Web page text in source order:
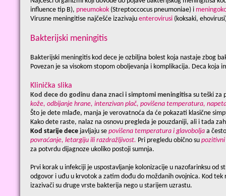
influence tip B), pneumokok (Streptoccocus pneumoniae) i
Virusne meningitise najčešće izazivaju enterovirusi (koksaki,
Bakterijski meningitis
Bakterijski meningitis kod dece je ozbiljna bolest koja nastaje zbog
Povezan je sa visokom stopom oboljevanja i komplikacija. Deca
Klinička slika
Kod dece do godinu dana znaci i simptomi meningitisa su teški za
kože, odbijanje hrane, intenzivan plač, povišena temperatura,
Što je dete mlađe, manja je verovatnoća da će pokazati klasične
Kako dete raste, nalaz na osnovu pregleda je pouzdaniji, ali i tada
Kod starije dece javljaju se povišena temperatura i glavobolja a
povraćanje, letargiju ili razdražljivost. Pri pregledu obično su
za potvrdu dijagnoze ukoliko postoji sumnja.
Prvi korak u infekciji je uspostavljanje kolonizacije u nazofarinksu
odgovor i uđu u krvotok a zatim dođu do moždanih ovojnica. Kod
izazivači su druge vrste bakterija nego u starijem uzrastu.